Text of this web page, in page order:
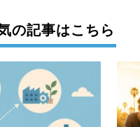
の記事はこちら